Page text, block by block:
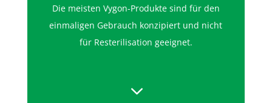
Die meisten Vygon-Produkte sind für den
einmaligen Gebrauch konzipiert und nicht
für Resterilisation geeignet.
3